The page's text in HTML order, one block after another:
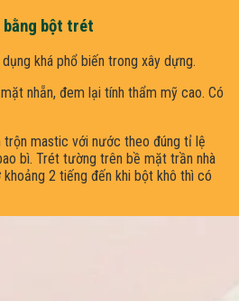
bằng bột trét
khá phổ biến trong xây dựng.
nhẵn, đem lại tính thẩm mỹ cao. Có
trộn mastic với nước theo đúng tỉ lệ
bì. Trét tường trên bề mặt trần nhà
2 tiếng đến khi bột khô thì có